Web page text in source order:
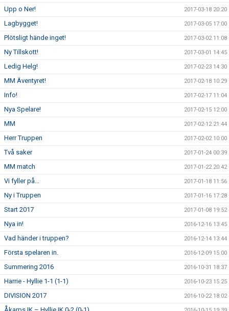
Upp o Ner! 2017-03-18 20:20
Lagbygget! 2017-03-05 17:00
Plötsligt hände inget! 2017-03-02 11:08
Ny Tillskott! 2017-03-01 14:45
Ledig Helg! 2017-02-23 14:30
MM Äventyret! 2017-02-18 10:29
Info! 2017-02-17 11:04
Nya Spelare! 2017-02-15 12:00
MM 2017-02-12 21:44
Herr Truppen 2017-02-02 10:00
Två saker 2017-01-24 00:39
MM match 2017-01-22 20:42
Vi fyller på... 2017-01-18 11:56
Ny i Truppen 2017-01-16 17:28
Start 2017 2017-01-08 19:52
Nya in! 2016-12-16 13:45
Vad händer i truppen? 2016-12-14 13:44
Första spelaren in. 2016-12-09 15:00
Summering 2016 2016-10-31 18:37
Harrie - Hyllie 1-1 (1-1) 2016-10-23 15:25
DIVISION 2017 2016-10-22 18:02